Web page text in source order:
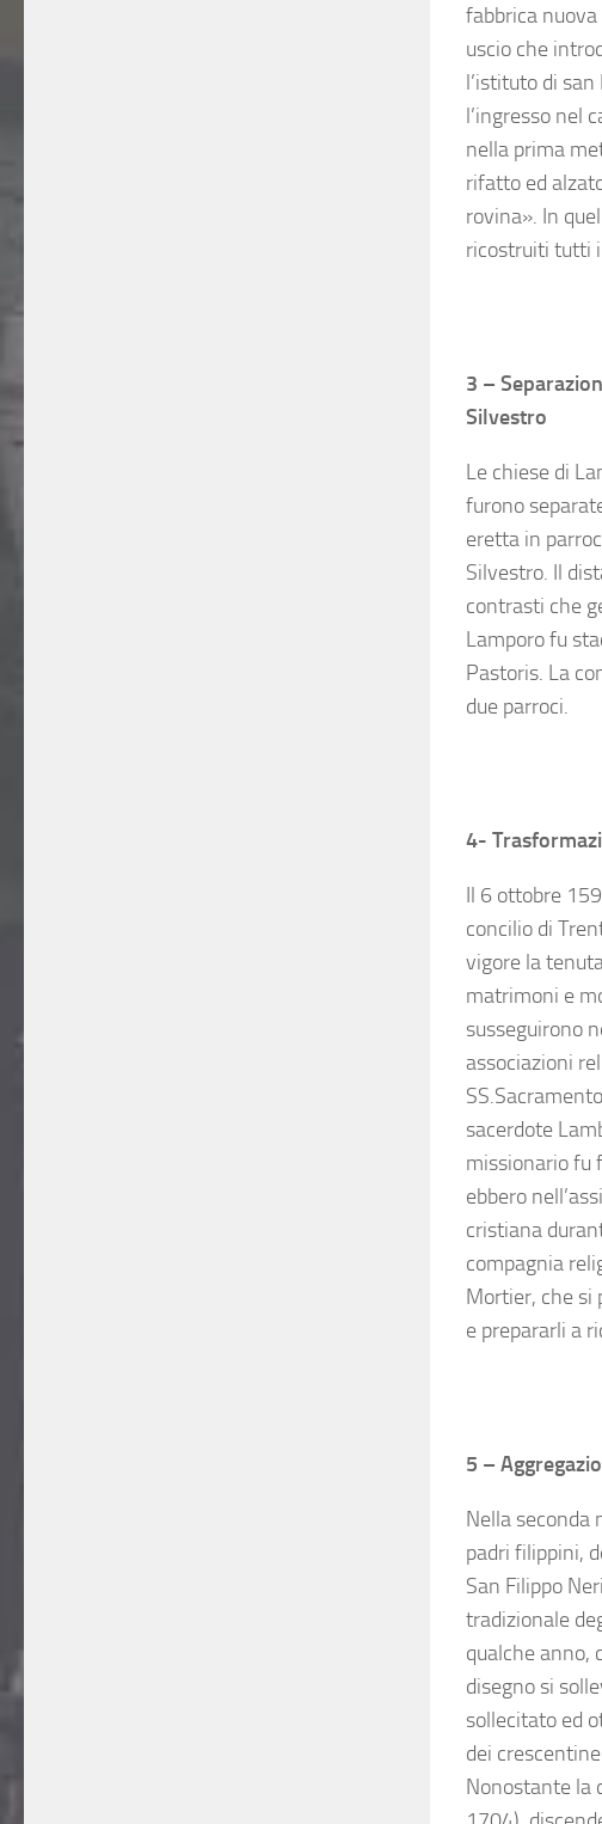
fabbrica nuova
uscio che
l’istituto di
l’ingresso nel
nella prima
rifatto ed
rovina». In
ricostruiti tutti
3 –
Silvestro
Le chiese di
furono
eretta in
Silvestro. Il
contrasti che
Lamporo fu
Pastoris. La
due parroci.
4-
Il 6 ottobre
concilio di
vigore la
matrimoni e
susseguirono
associazioni
sacerdote
missionario fu
ebbero
cristiana
compagnia
Mortier, che si
e prepararli a
5 –
Nella seconda
padri filippini,
San Filippo
tradizionale
qualche anno,
disegno si
sollecitato ed
dei
Nonostante la